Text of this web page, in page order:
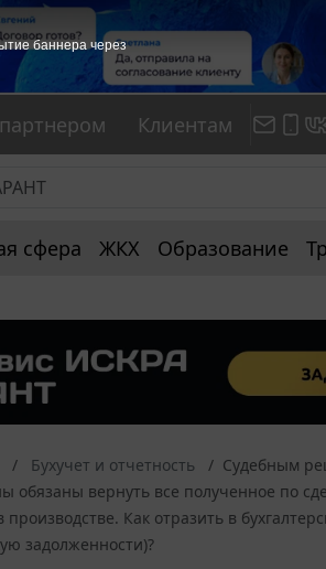
Клиентам
сфера ЖКХ Образование
Бухучет и отчетность
Судебным
обязаны вернуть все полученное по
Как отразить в
задолженности)?
баннера через